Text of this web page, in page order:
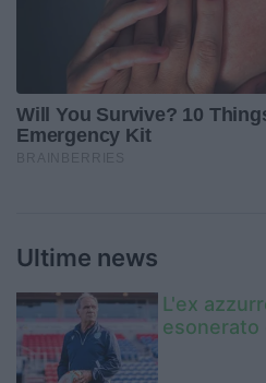
Ultime news
L'ex
esonerato